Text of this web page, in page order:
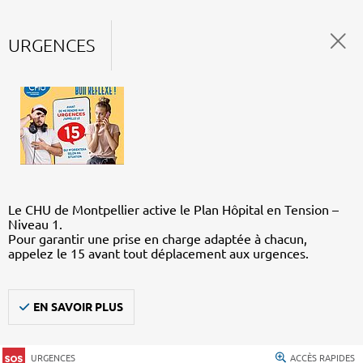
URGENCES
Le CHU de Montpellier active le Plan Hôpital en Tension –
Niveau 1.
Pour garantir une prise en charge adaptée à chacun,
appelez le 15 avant tout déplacement aux urgences.
EN SAVOIR PLUS
URGENCES ACCÈS RAPIDES